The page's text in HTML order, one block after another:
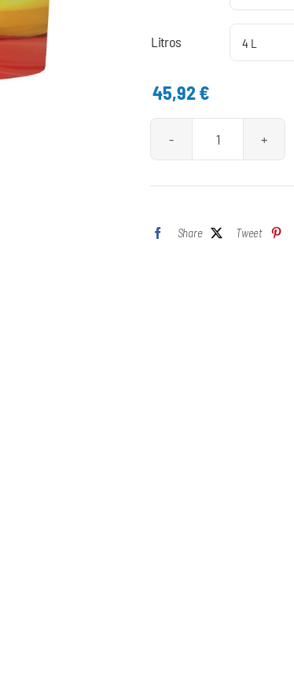
Litros
45,92€
Revestimiento
Antimoho.
Share Tweet